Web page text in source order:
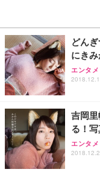
ュチェ
￥
Sezlife
ワーク
能 人
務用 お
Sezlife
ワーク
能 人間
￥
【純正
フック
【整備
ー フル
ort/
x2袋
￥3,234
ネオ・
り 単品
Smart
限定】
超厚型
どん
にき
エンタメ
吉岡
る！
エンタメ